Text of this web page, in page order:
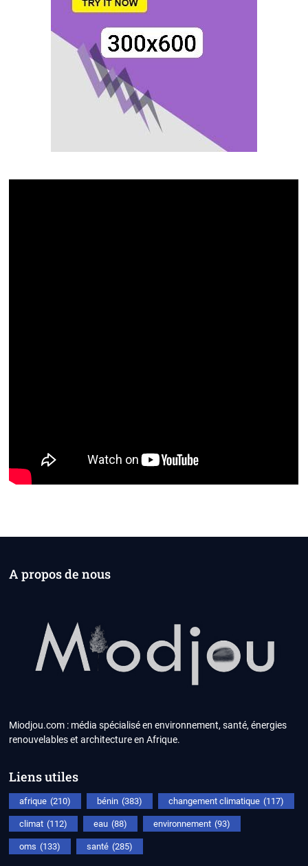
A propos de nous
Miodjou.com : média spécialisé en environnement, santé, énergies
renouvelables et architecture en Afrique.
Liens utiles
afrique (210) bénin (383) changement climatique (117)
climat (112) eau (88) environnement (93)
oms (133) santé (285)